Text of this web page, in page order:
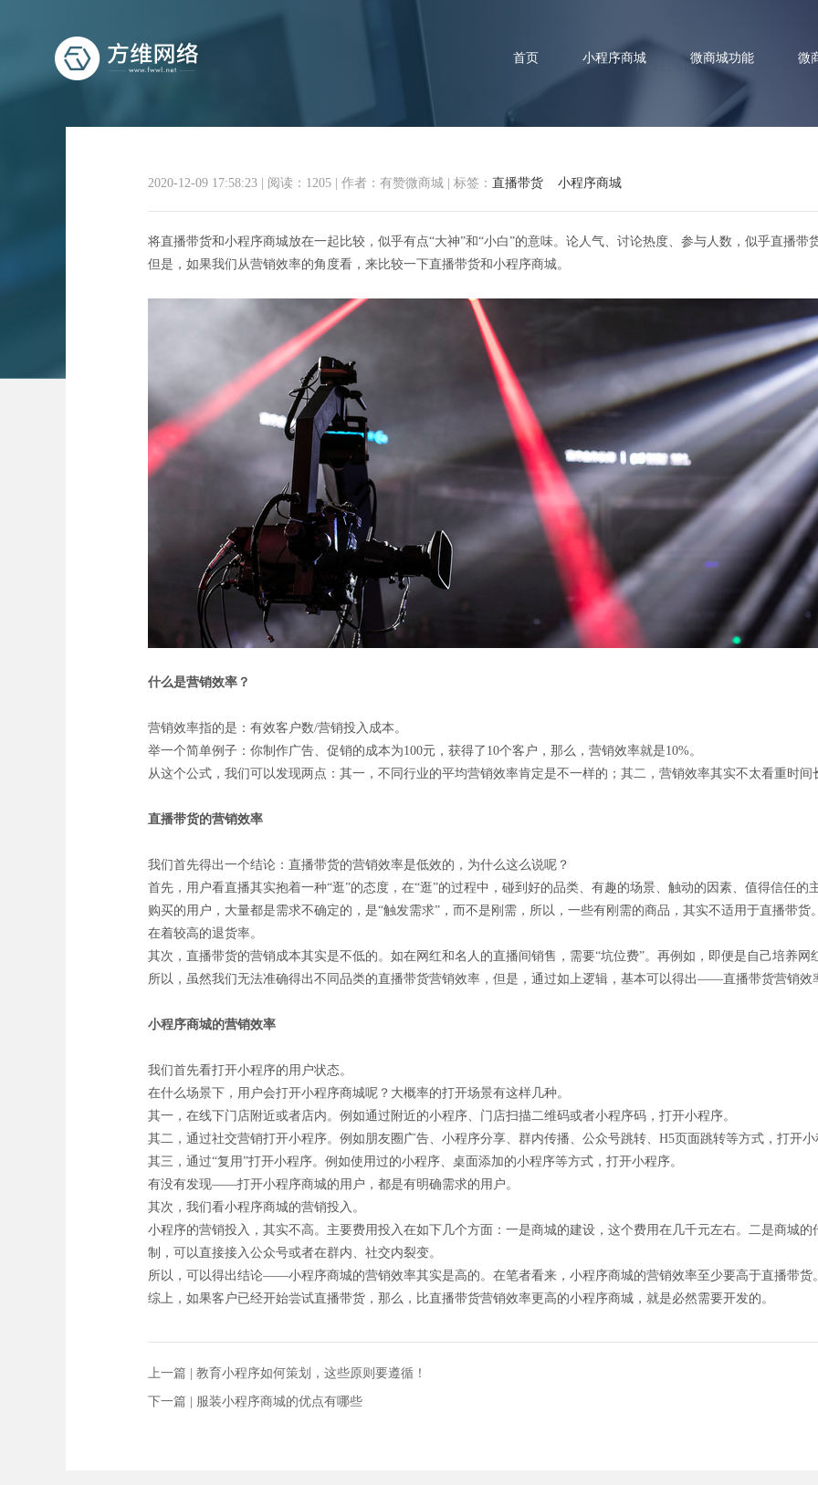
首页 小程序商城 微商城功能 微
直播带货VS小程序商城 谁的营销效
2020-12-09 17:58:23 阅读：1205 作者：有赞微商城 标签： 直播带货 小程序商城
将直播带货和小程序商城放在一起比较，似乎有点“大神”和“小白”的意味。论人气、讨论热度、参与人数，似乎直播带
但是，如果我们从营销效率的角度看，来比较一下直播带货和小程序商城。
什么是营销效率？
营销效率指的是：有效客户数/营销投入成本。
举一个简单例子：你制作广告、促销的成本为100元，获得了10个客户，那么，营销效率就是10%。
从这个公式，我们可以发现两点：其一，不同行业的平均营销效率肯定是不一样的；其二，营销效率其实不太看重时间
直播带货的营销效率
我们首先得出一个结论：直播带货的营销效率是低效的，为什么这么说呢？
首先，用户看直播其实抱着一种“逛”的态度，在“逛”的过程中，碰到好的品类、有趣的场景、触动的因素、值得信任
购买的用户，大量都是需求不确定的，是“触发需求”，而不是刚需，所以，一些有刚需的商品，其实不适用于直播带
在着较高的退货率。
其次，直播带货的营销成本其实是不低的。如在网红和名人的直播间销售，需要“坑位费”。再例如，即便是自己培养
所以，虽然我们无法准确得出不同品类的直播带货营销效率，但是，通过如上逻辑，基本可以得出——直播带货营销效
小程序商城的营销效率
我们首先看打开小程序的用户状态。
在什么场景下，用户会打开小程序商城呢？大概率的打开场景有这样几种。
其一，在线下门店附近或者店内。例如通过附近的小程序、门店扫描二维码或者小程序码，打开小程序。
其二，通过社交营销打开小程序。例如朋友圈广告、小程序分享、群内传播、公众号跳转、H5页面跳转等方式，打开
其三，通过“复用”打开小程序。例如使用过的小程序、桌面添加的小程序等方式，打开小程序。
有没有发现——打开小程序商城的用户，都是有明确需求的用户。
其次，我们看小程序商城的营销投入。
小程序的营销投入，其实不高。主要费用投入在如下几个方面：一是商城的建设，这个费用在几千元左右。二是商城
制，可以直接接入公众号或者在群内、社交内裂变。
所以，可以得出结论——小程序商城的营销效率其实是高的。在笔者看来，小程序商城的营销效率至少要高于直播带货
综上，如果客户已经开始尝试直播带货，那么，比直播带货营销效率更高的小程序商城，就是必然需要开发的。
上一篇 | 教育小程序如何策划，这些原则要遵循！
下一篇 | 服装小程序商城的优点有哪些